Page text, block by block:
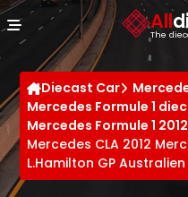
All
The
Diecast Car
Mercedes Formule 1
Mercedes Formule 1
Mercedes CLA 2012
L.Hamilton GP
Cookies management panel